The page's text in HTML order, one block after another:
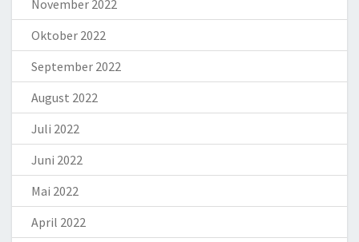
November 2022
Oktober 2022
September 2022
August 2022
Juli 2022
Juni 2022
Mai 2022
April 2022